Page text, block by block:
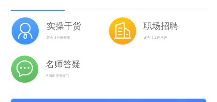
实操干货
老会计经验分享
职场招聘
好会计工作推荐
名师答疑
不懂向老师提问